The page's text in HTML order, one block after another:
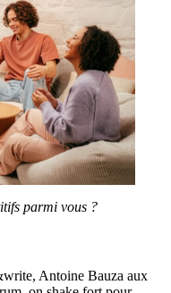
parmi vous ?
Antoine Bauza aux